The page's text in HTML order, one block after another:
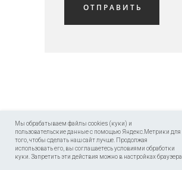
О Т П Р А В И Т Ь
Заголовок
Мы обрабатываем файлы cookies (куки) и
пользовательские данные с помощью Яндекс.Метрики для
того, чтобы сделать наш сайт лучше. Продолжая
использовать его, вы соглашаетесь условиями обработки
куки. Запретить эти действия можно в настройках браузера.